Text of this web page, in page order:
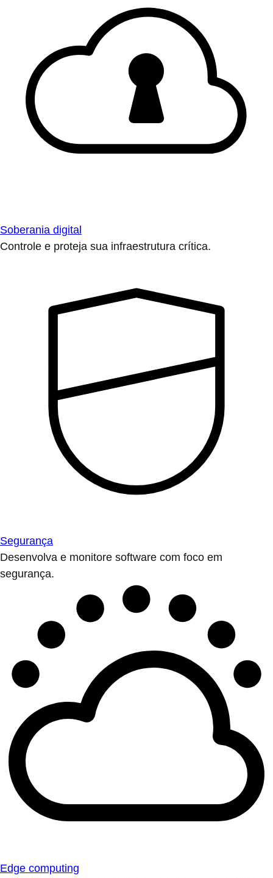
Soberania digital
Controle e proteja sua infraestrutura crítica.
Segurança
Desenvolva e monitore software com foco em
segurança.
Edge computing